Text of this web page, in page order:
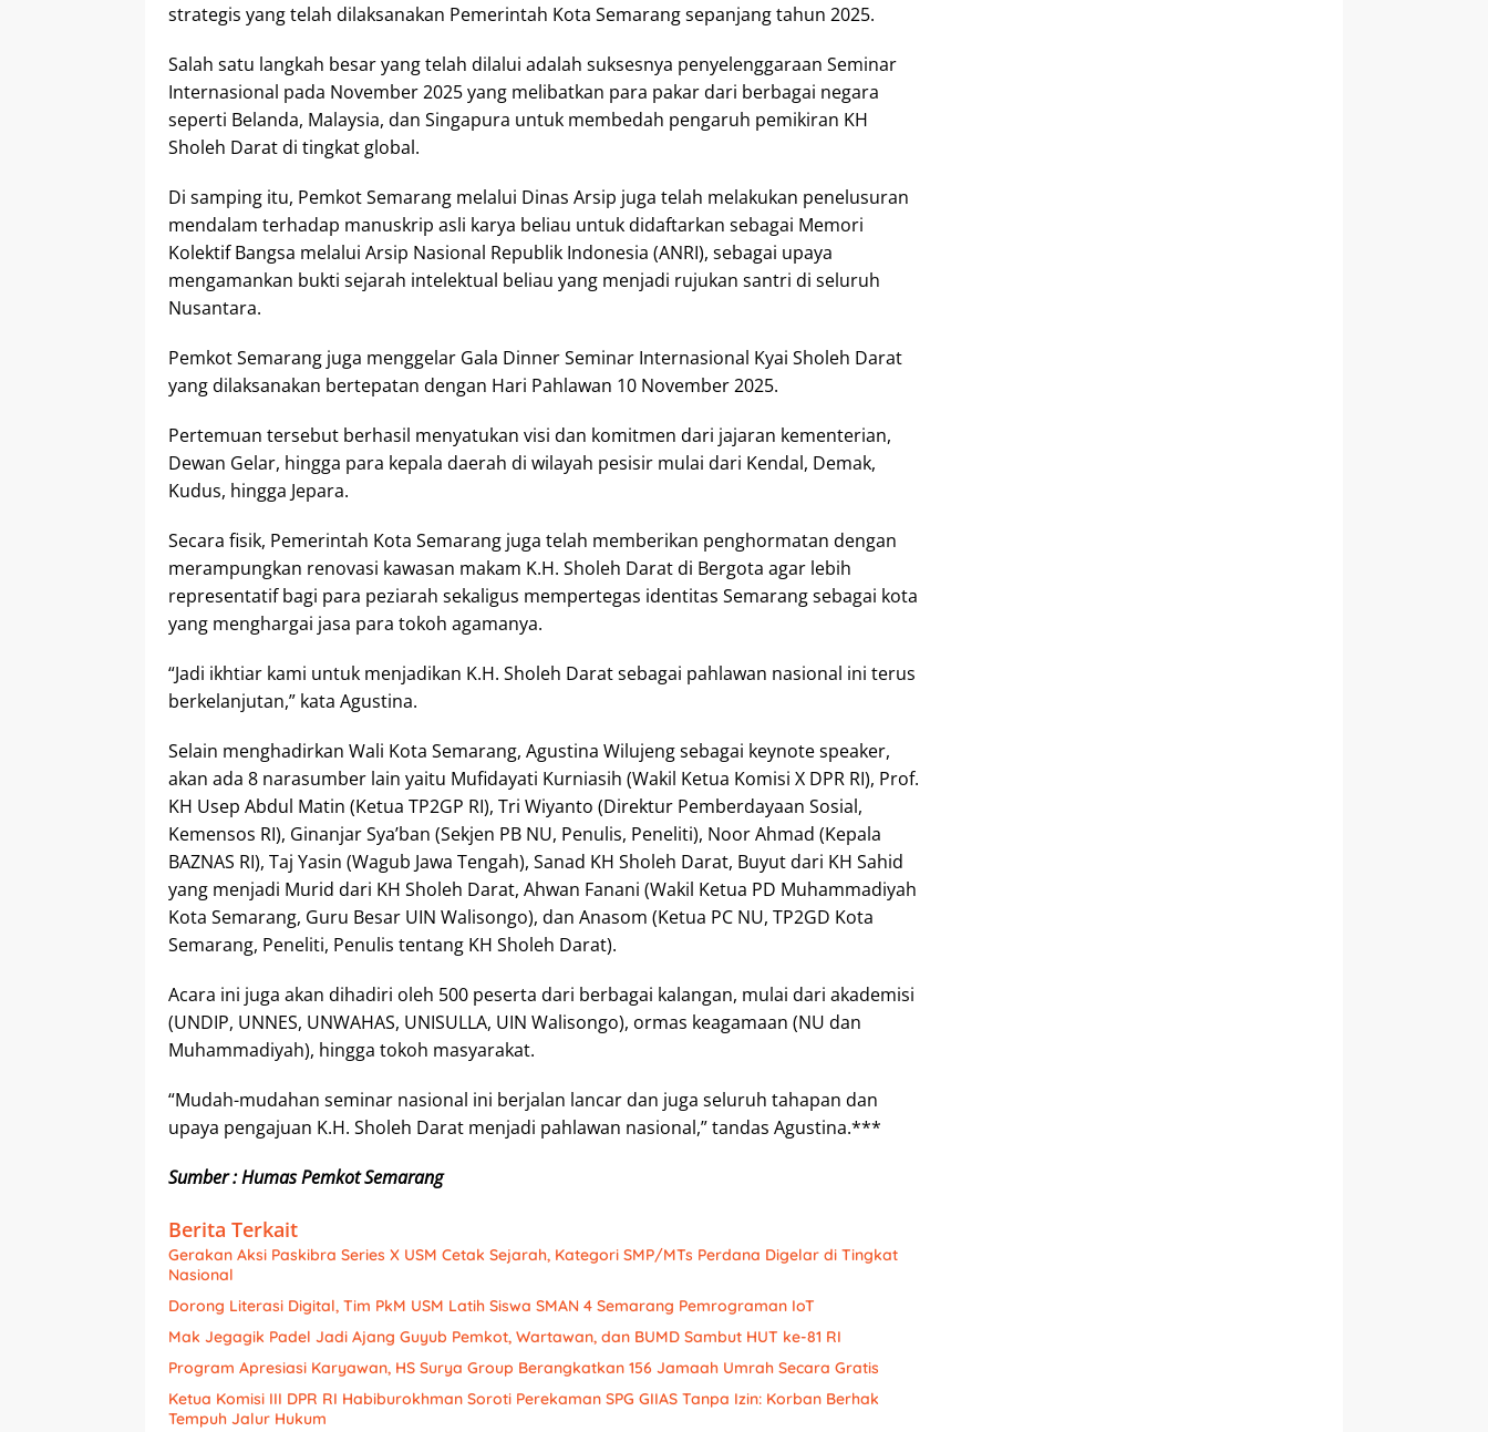
strategis yang telah dilaksanakan Pemerintah Kota Semarang sepanjang tahun 2025.
Salah satu langkah besar yang telah dilalui adalah suksesnya penyelenggaraan Seminar
Internasional pada November 2025 yang melibatkan para pakar dari berbagai negara
seperti Belanda, Malaysia, dan Singapura untuk membedah pengaruh pemikiran KH
Sholeh Darat di tingkat global.
Di samping itu, Pemkot Semarang melalui Dinas Arsip juga telah melakukan penelusuran
mendalam terhadap manuskrip asli karya beliau untuk didaftarkan sebagai Memori
Kolektif Bangsa melalui Arsip Nasional Republik Indonesia (ANRI), sebagai upaya
mengamankan bukti sejarah intelektual beliau yang menjadi rujukan santri di seluruh
Nusantara.
Pemkot Semarang juga menggelar Gala Dinner Seminar Internasional Kyai Sholeh Darat
yang dilaksanakan bertepatan dengan Hari Pahlawan 10 November 2025.
Pertemuan tersebut berhasil menyatukan visi dan komitmen dari jajaran kementerian,
Dewan Gelar, hingga para kepala daerah di wilayah pesisir mulai dari Kendal, Demak,
Kudus, hingga Jepara.
Secara fisik, Pemerintah Kota Semarang juga telah memberikan penghormatan dengan
merampungkan renovasi kawasan makam K.H. Sholeh Darat di Bergota agar lebih
representatif bagi para peziarah sekaligus mempertegas identitas Semarang sebagai kota
yang menghargai jasa para tokoh agamanya.
“Jadi ikhtiar kami untuk menjadikan K.H. Sholeh Darat sebagai pahlawan nasional ini terus
berkelanjutan,” kata Agustina.
Selain menghadirkan Wali Kota Semarang, Agustina Wilujeng sebagai keynote speaker,
akan ada 8 narasumber lain yaitu Mufidayati Kurniasih (Wakil Ketua Komisi X DPR RI), Prof.
KH Usep Abdul Matin (Ketua TP2GP RI), Tri Wiyanto (Direktur Pemberdayaan Sosial,
Kemensos RI), Ginanjar Sya’ban (Sekjen PB NU, Penulis, Peneliti), Noor Ahmad (Kepala
BAZNAS RI), Taj Yasin (Wagub Jawa Tengah), Sanad KH Sholeh Darat, Buyut dari KH Sahid
yang menjadi Murid dari KH Sholeh Darat, Ahwan Fanani (Wakil Ketua PD Muhammadiyah
Kota Semarang, Guru Besar UIN Walisongo), dan Anasom (Ketua PC NU, TP2GD Kota
Semarang, Peneliti, Penulis tentang KH Sholeh Darat).
Acara ini juga akan dihadiri oleh 500 peserta dari berbagai kalangan, mulai dari akademisi
(UNDIP, UNNES, UNWAHAS, UNISULLA, UIN Walisongo), ormas keagamaan (NU dan
Muhammadiyah), hingga tokoh masyarakat.
“Mudah-mudahan seminar nasional ini berjalan lancar dan juga seluruh tahapan dan
upaya pengajuan K.H. Sholeh Darat menjadi pahlawan nasional,” tandas Agustina.***
Sumber : Humas Pemkot Semarang
Berita Terkait
Gerakan Aksi Paskibra Series X USM Cetak Sejarah, Kategori SMP/MTs Perdana Digelar di Tingkat
Nasional
Dorong Literasi Digital, Tim PkM USM Latih Siswa SMAN 4 Semarang Pemrograman IoT
Mak Jegagik Padel Jadi Ajang Guyub Pemkot, Wartawan, dan BUMD Sambut HUT ke-81 RI
Program Apresiasi Karyawan, HS Surya Group Berangkatkan 156 Jamaah Umrah Secara Gratis
Ketua Komisi III DPR RI Habiburokhman Soroti Perekaman SPG GIIAS Tanpa Izin: Korban Berhak
Tempuh Jalur Hukum